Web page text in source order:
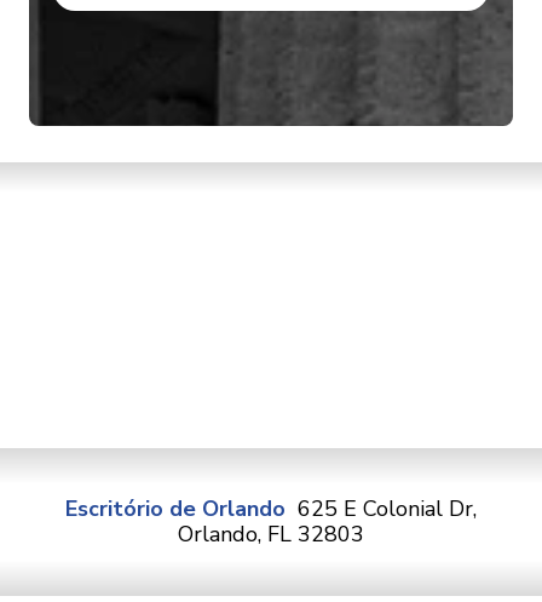
Escritório de Orlando 625 E Colonial Dr,
Orlando, FL 32803